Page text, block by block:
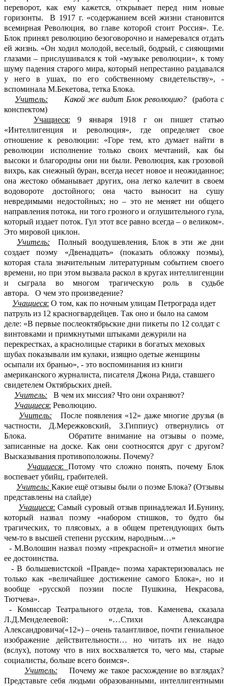
переворот, как ему кажется, открывает перед ним новые
горизонты. В 1917 г. «содержанием всей жизни становится
всемирная Революция, во главе которой стоит Россия». Т.е.
Блок принял революцию безоговорочно и намеревался отдать
ей жизнь. «Он ходил молодой, веселый, бодрый, с сияющими
глазами – прислушивался к той «музыке революции», к тому
шуму падения старого мира, который непрестанно раздавался
у него в ушах, по его собственному свидетельству», -
вспоминала М.Бекетова, тетка Блока.
Учитель: Какой же видит Блок революцию? (работа с
конспектом)
Учащиеся: 9 января 1918 г он пишет статью
«Интеллигенция и революция», где определяет свое
отношение к революции: «Горе тем, кто думает найти в
революции исполнение только своих мечтаний, как бы
высоки и благородны они ни были. Революция, как грозовой
вихрь, как снежный буран, всегда несет новое и неожиданное;
она жестоко обманывает других, она легко калечит в своем
водовороте достойного; она часто выносит на сушу
невредимыми недостойных; но – это не меняет ни общего
направления потока, ни того грозного и оглушительного гула,
который издает поток. Гул этот все равно всегда – о великом».
Это мировой циклон.
Учитель:
Полный воодушевления, Блок в эти же дни
создает поэму «Двенадцать» (показать обложку поэмы),
которая стала значительным литературным событием своего
времени, но при этом вызвала раскол в кругах интеллигенции
и сыграла во многом трагическую роль в судьбе
автора.
О чем это произведение?
Учащиеся: О том, как по ночным улицам Петрограда идет
патруль из 12 красногвардейцев. Так оно и было на самом
деле: «В первые послеоктябрьские дни пикеты по 12 солдат с
винтовками и примкнутыми штыками дежурили на
перекрестках, а краснолицые старики в богатых меховых
шубах показывали им кулаки, изящно одетые женщины
осыпали их бранью», - это воспоминания из книги
американского журналиста, писателя Джона Рида, ставшего
свидетелем Октябрьских дней.
Учитель:
В чем их миссия? Что они охраняют?
Учащиеся: Революцию.
Учитель:
После появления «12» даже многие друзья (в
частности, Д.Мережковский, З.Гиппиус) отвернулись от
Блока. Обратите внимание на отзывы о поэме,
записанные на доске. Как они соотносятся друг с другом?
Высказывания противоположны. Почему?
Учащиеся: Потому что сложно понять, почему Блок
воспевает убийц, грабителей.
Учитель: Какие ещё отзывы были о поэме Блока? (Отзывы
представлены на слайде)
Учащиеся: Самый суровый отзыв принадлежал И.Бунину,
который назвал поэму «набором стишков, то будто бы
трагических, то плясовых, а в общем претендующих быть
чем-то в высшей степени русским, народным…»
- М.Волошин назвал поэму «прекрасной» и отметил многие
ее достоинства.
- В большевистской «Правде» поэма характеризовалась не
только как «величайшее достижение самого Блока», но и
вообще «русской поэзии после Пушкина, Некрасова,
Тютчева».
- Комиссар Театрального отдела, тов. Каменева, сказала
Л.Д.Менделеевой: «…Стихи Александра
Александровича(«12») – очень талантливое, почти гениальное
изображение действительности… но читать их не надо
(вслух), потому что в них восхваляется то, чего мы, старые
социалисты, больше всего боимся».
Учитель:
Почему же такое расхождение во взглядах?
Представьте себя людьми образованными, интеллигентными